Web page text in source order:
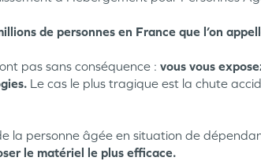
de personnes en France que l’on
pas sans conséquence : vous vous
Le cas le plus tragique est la chute
la personne âgée en situation de
le matériel le plus efficace.